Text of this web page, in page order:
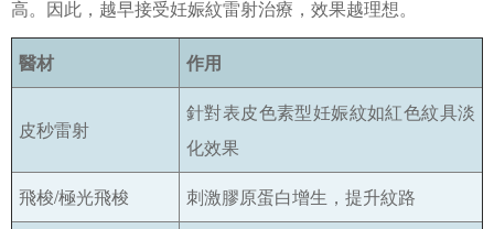
高。因此，越早接受妊娠紋雷射治療，效果越理想。
醫材 作用
皮秒雷射
針對表皮色素型妊娠紋如紅色紋具淡
化效果
飛梭/極光飛梭
刺激膠原蛋白增生，提升紋路